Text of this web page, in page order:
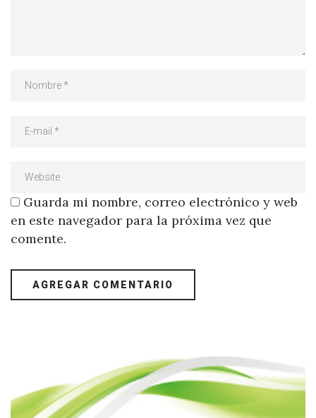
Guarda mi nombre, correo electrónico y web
en este navegador para la próxima vez que
comente.